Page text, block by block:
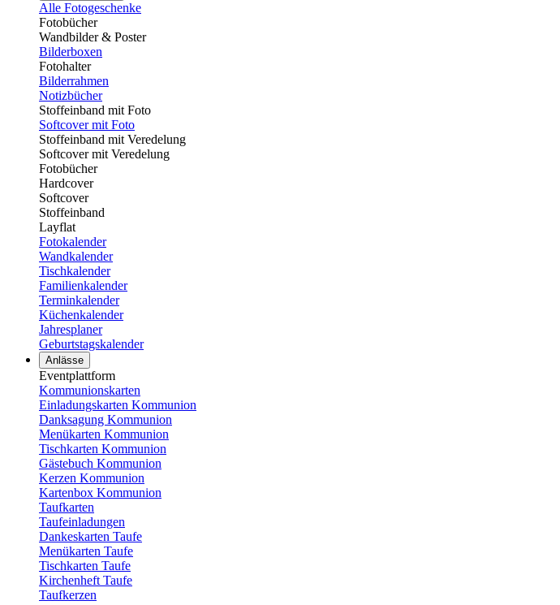
Alle Fotogeschenke
Fotobücher
Wandbilder & Poster
Bilderboxen
Fotohalter
Bilderrahmen
Notizbücher
Stoffeinband mit Foto
Softcover mit Foto
Stoffeinband mit Veredelung
Softcover mit Veredelung
Fotobücher
Hardcover
Softcover
Stoffeinband
Layflat
Fotokalender
Wandkalender
Tischkalender
Familienkalender
Terminkalender
Küchenkalender
Jahresplaner
Geburtstagskalender
Anlässe
Eventplattform
Kommunionskarten
Einladungskarten Kommunion
Danksagung Kommunion
Menükarten Kommunion
Tischkarten Kommunion
Gästebuch Kommunion
Kerzen Kommunion
Kartenbox Kommunion
Taufkarten
Taufeinladungen
Dankeskarten Taufe
Menükarten Taufe
Tischkarten Taufe
Kirchenheft Taufe
Taufkerzen